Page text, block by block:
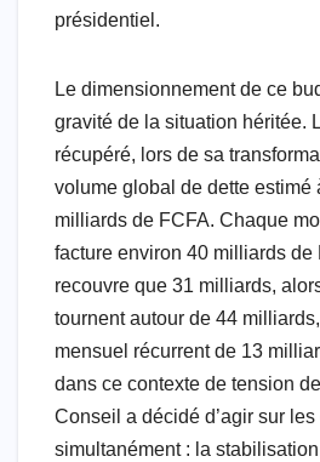
présidentiel.
Le dimensionnement de ce
gravité de la situation héritée.
récupéré, lors de sa
volume global de dette estimé
milliards de FCFA. Chaque
facture environ 40 milliards de
recouvre que 31 milliards,
tournent autour de 44
mensuel récurrent de 13
dans ce contexte de tension
Conseil a décidé d’agir sur
simultanément : la